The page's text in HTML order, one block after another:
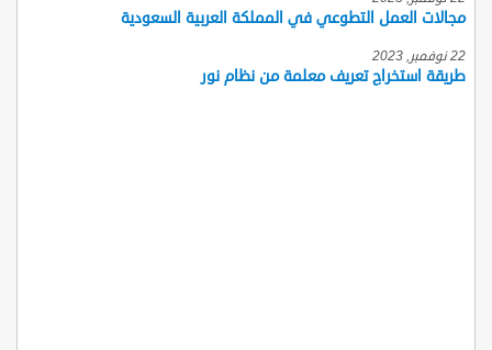
مجالات العمل التطوعي في المملكة العربية السعودية
22 نوفمبر, 2023
طريقة استخراج تعريف معلمة من نظام نور